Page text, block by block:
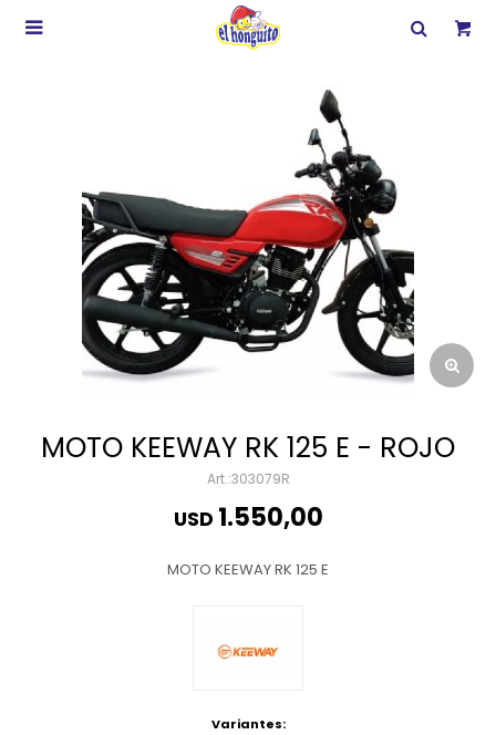

MOTO KEEWAY RK 125 E - ROJO
303079R
USD 1.550,00
MOTO KEEWAY RK 125 E
Variantes: